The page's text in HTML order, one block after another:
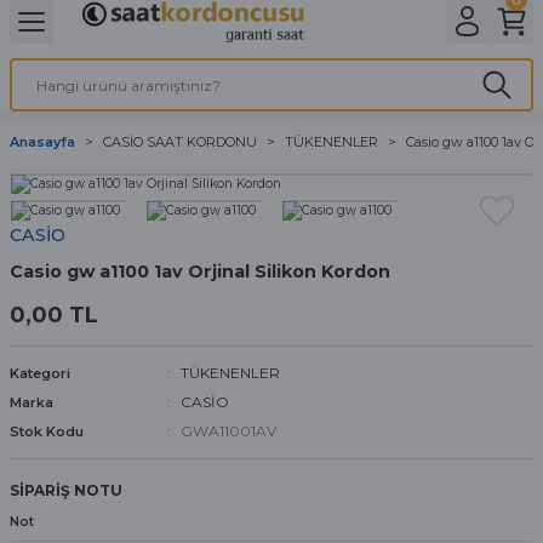
Geri Dön
& ELEKTİRİK AYDINLATMA & ELEKTRİK
BİLGİSAYAR
OFİS MALZEMELERİ
Geri Dön
ve Cihaz Pilleri
ÇEŞİTLERİ
ÇEŞİTLERİ
Geri Dön
Geri Dön
Kordon Çeşitleri
Kordonları
Kordonu
Anasayfa CASİO SAAT KORDONU TÜKENENLER Casio gw a1100 1av
CASİO
Casio gw a1100 1av Orjinal Silikon Kordon
0,00 TL
Kategori TÜKENENLER
Marka CASİO
Stok Kodu GWA11001AV
SİPARİŞ NOTU
Not